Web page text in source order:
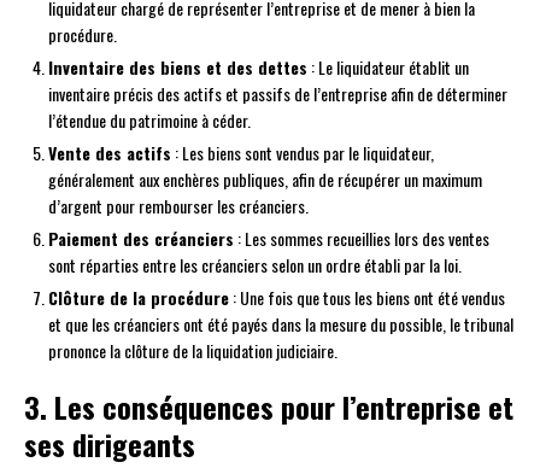
liquidateur chargé de représenter l’entreprise et de mener à bien la
procédure.
Inventaire des biens et des dettes : Le liquidateur établit un
inventaire précis des actifs et passifs de l’entreprise afin de déterminer
l’étendue du patrimoine à céder.
Vente des actifs : Les biens sont vendus par le liquidateur,
généralement aux enchères publiques, afin de récupérer un maximum
d’argent pour rembourser les créanciers.
Paiement des créanciers : Les sommes recueillies lors des ventes
sont réparties entre les créanciers selon un ordre établi par la loi.
Clôture de la procédure: Une fois que tous les biens ont été vendus
et que les créanciers ont été payés dans la mesure du possible, le tribunal
prononce la clôture de la liquidation judiciaire.
3. Les conséquences pour l’entreprise et
ses dirigeants